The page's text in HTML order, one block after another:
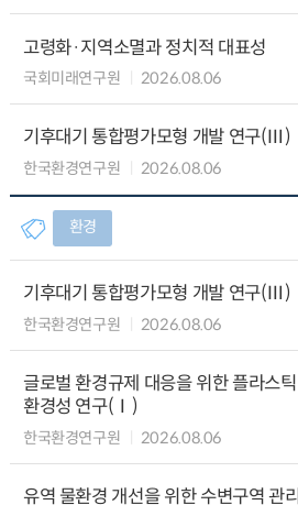
고령화·지역소멸과 정치적 대표성
국회미래연구원 2026.08.06
기후대기 통합평가모형 개발 연구(Ⅲ)
한국환경연구원 2026.08.06
환경
기후대기 통합평가모형 개발 연구(Ⅲ)
한국환경연구원 2026.08.06
글로벌 환경규제 대응을 위한 플라스
환경성 연구(Ⅰ)
한국환경연구원 2026.08.06
유역 물환경 개선을 위한 수변구역